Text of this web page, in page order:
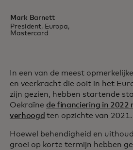
Mark Barnett
President, Europa,
Mastercard
In een van de meest
en veerkracht die ooit in het
zijn gezien, hebben startende
Oekraïne de financiering in 2022
verhoogd ten opzichte van 2021.
Hoewel behendigheid en
groei op korte termijn hebben